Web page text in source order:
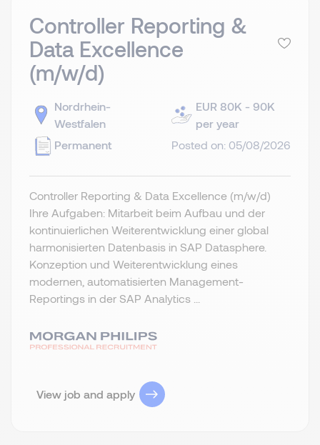
Controller Reporting &
Data Excellence
(m/w/d)
Nordrhein-
Westfalen
Permanent
EUR 80K - 90K
per year
Posted on: 05/08/2026
Controller Reporting & Data Excellence (m/w/d)
Ihre Aufgaben: Mitarbeit beim Aufbau und der
kontinuierlichen Weiterentwicklung einer global
harmonisierten Datenbasis in SAP Datasphere.
Konzeption und Weiterentwicklung eines
modernen, automatisierten Management-
Reportings in der SAP Analytics ...
View job and apply